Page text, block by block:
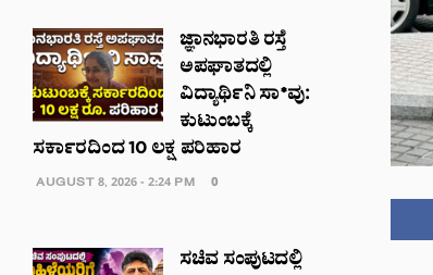
ಜ್ಞಾನಭಾರತಿ ರಸ್ತೆ
ಅಪಘಾತದಲ್ಲಿ
ವಿದ್ಯಾರ್ಥಿನಿ ಸಾ*ವು:
ಕುಟುಂಬಕ್ಕೆ
ಸರ್ಕಾರದಿಂದ 10 ಲಕ್ಷ ಪರಿಹಾರ
AUGUST 8, 2026 - 2:24 PM 0
ಸಚಿವ ಸಂಪುಟದಲ್ಲಿ